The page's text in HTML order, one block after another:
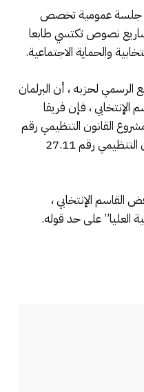
جلسة عمومية تخصص
نصوص تكتسي طابعا
والحماية الاجتماعية.
الرسمي لحزبه ، أن البرلمان
، فإن فريقا
القانون التنظيمي رقم
04.21 يقضي بتغيير وتتميم القانون التنظيمي رقم 27.11
القاسم الإنتخابي ،
العليا” على حد قوله.